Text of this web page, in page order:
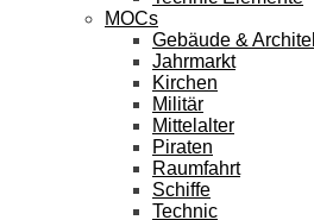
MOCs
Gebäude &
Jahrmarkt
Kirchen
Militär
Mittelalter
Piraten
Raumfahrt
Schiffe
Technic